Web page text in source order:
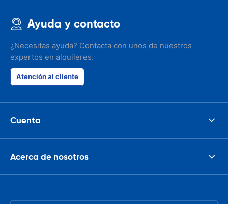
Ayuda y contacto
¿Necesitas ayuda? Contacta con unos de nuestros
expertos en alquileres.
Atención al cliente
Cuenta
Acerca de nosotros